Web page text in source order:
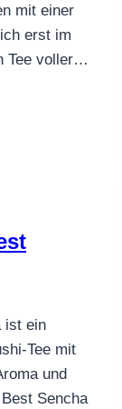
mit einer
erst im
Tee voller…
ist ein
mit
und
Sencha